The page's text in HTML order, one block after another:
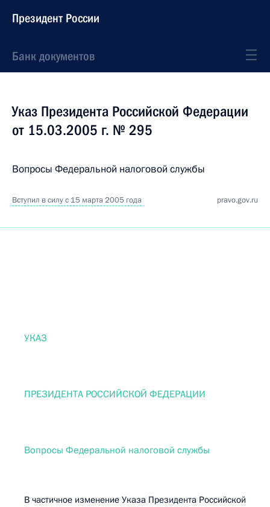
Президент России
Банк документов
Указ Президента Российской Федерации
от 15.03.2005 г. № 295
Вопросы Федеральной налоговой службы
Вступил в силу с 15 марта 2005 года pravo.gov.ru
УКАЗ
ПРЕЗИДЕНТА РОССИЙСКОЙ ФЕДЕРАЦИИ
Вопросы Федеральной налоговой службы
В частичное изменение Указа Президента Российской